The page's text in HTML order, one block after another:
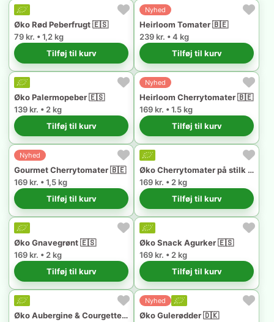
Øko Rød Peberfrugt 🇪🇸
79 kr. • 1,2 kg
Tilføj til kurv
Nyhed
Heirloom Tomater 🇧🇪
239 kr. • 4 kg
Tilføj til kurv
Øko Palermopeber 🇪🇸
139 kr. • 2 kg
Tilføj til kurv
Nyhed
Heirloom Cherrytomater 🇧🇪
169 kr. • 1.5 kg
Tilføj til kurv
Nyhed
Gourmet Cherrytomater 🇧🇪
169 kr. • 1,5 kg
Tilføj til kurv
Øko Cherrytomater på stilk 🇪🇸
169 kr. • 2 kg
Tilføj til kurv
Øko Gnavegrønt 🇪🇸
169 kr. • 2 kg
Tilføj til kurv
Øko Snack Agurker 🇪🇸
169 kr. • 2 kg
Tilføj til kurv
Øko Aubergine & Courgette 🇪🇸
Nyhed
Øko Gulerødder 🇩🇰